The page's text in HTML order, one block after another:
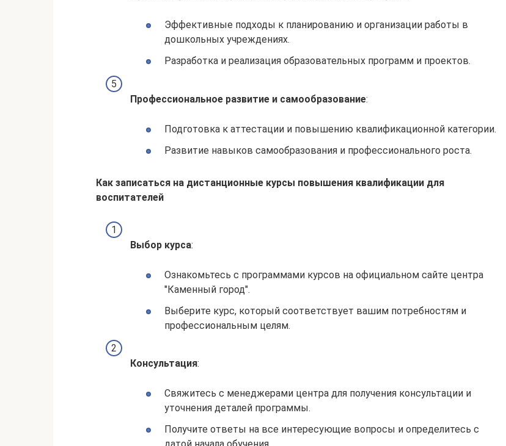
Эффективные подходы к планированию и организации работы в
дошкольных учреждениях.
Разработка и реализация образовательных программ и проектов.
Профессиональное развитие и самообразование:
Подготовка к аттестации и повышению квалификационной категории.
Развитие навыков самообразования и профессионального роста.
Как записаться на дистанционные курсы повышения квалификации для
воспитателей
Выбор курса:
Ознакомьтесь с программами курсов на официальном сайте центра
"Каменный город".
Выберите курс, который соответствует вашим потребностям и
профессиональным целям.
Консультация:
Свяжитесь с менеджерами центра для получения консультации и
уточнения деталей программы.
Получите ответы на все интересующие вопросы и определитесь с